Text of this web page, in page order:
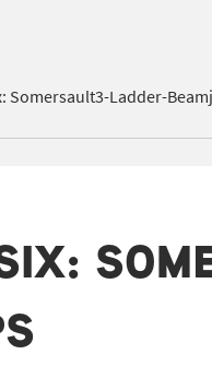
Somersault3-Ladder-